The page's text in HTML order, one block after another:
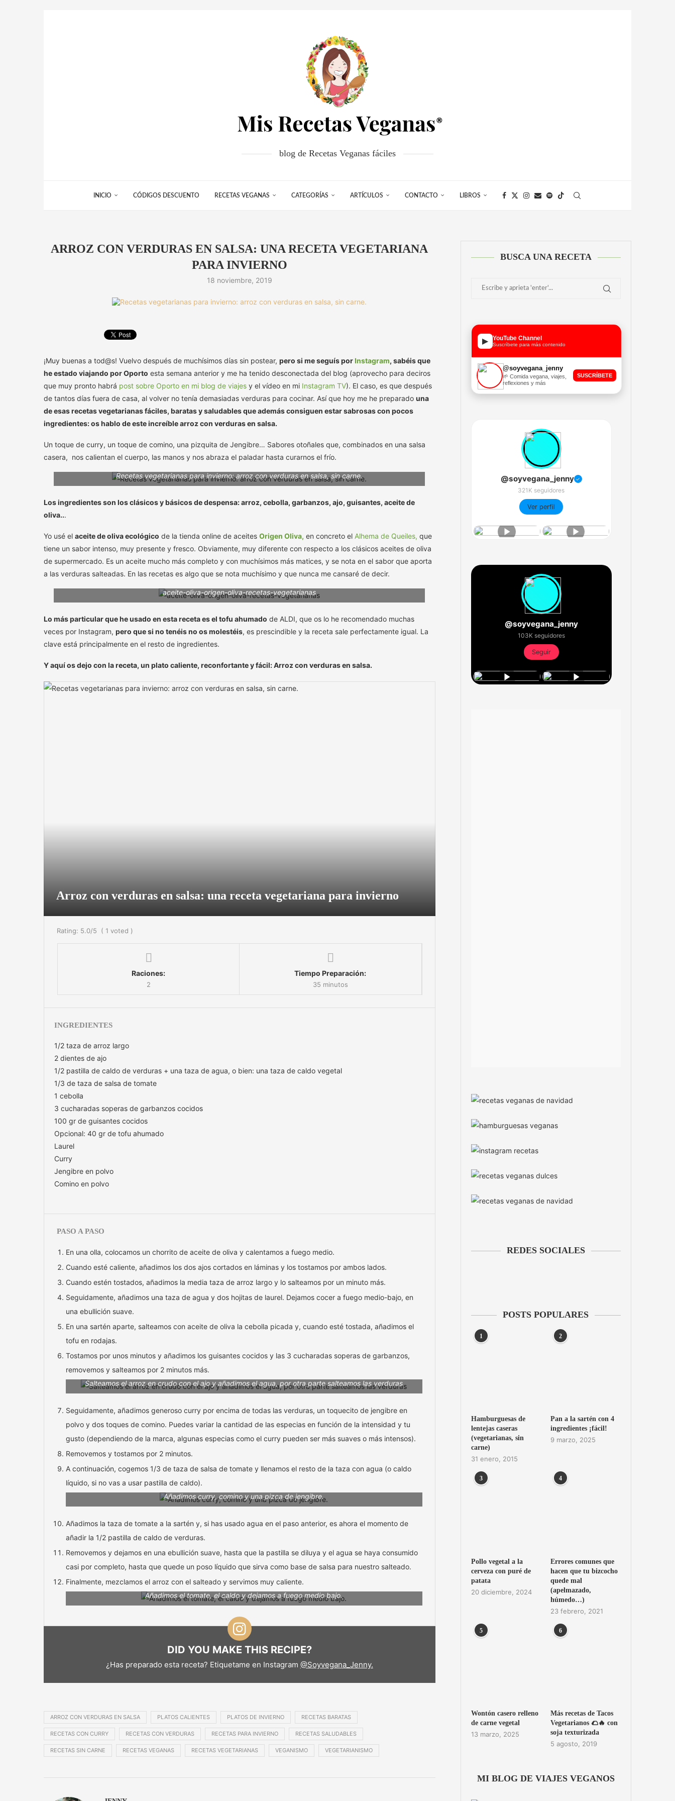
blog de Recetas Veganas fáciles
INICIO CÓDIGOS DESCUENTO RECETAS VEGANAS CATEGORÍAS ARTÍCULOS CONTACTO LIBROS
ARROZ CON VERDURAS EN SALSA: UNA RECETA VEGETARIANA
PARA INVIERNO
18 noviembre, 2019
¡Muy buenas a tod@s! Vuelvo después de muchísimos días sin postear, pero si me seguís por Instagram, sabéis que
he estado viajando por Oporto esta semana anterior y me ha tenido desconectada del blog (aprovecho para deciros
que muy pronto habrá post sobre Oporto en mi blog de viajes y el vídeo en mi Instagram TV). El caso, es que después
de tantos días fuera de casa, al volver no tenía demasiadas verduras para cocinar. Así que hoy me he preparado una
de esas recetas vegetarianas fáciles, baratas y saludables que además consiguen estar sabrosas con pocos
ingredientes: os hablo de este increíble arroz con verduras en salsa.
Un toque de curry, un toque de comino, una pizquita de Jengibre… Sabores otoñales que, combinados en una salsa
casera, nos calientan el cuerpo, las manos y nos abraza el paladar hasta curarnos el frío.
Recetas vegetarianas para invierno: arroz con verduras en salsa, sin carne.
Los ingredientes son los clásicos y básicos de despensa:arroz, cebolla, garbanzos, ajo, guisantes, aceite de
oliva...
Yo usé el aceite de oliva ecológico de la tienda online de aceites Origen Oliva, en concreto el Alhema de Queiles, que
tiene un sabor intenso, muy presente y fresco. Obviamente, muy diferente con respecto a los clásicos aceites de oliva
de supermercado. Es un aceite mucho más completo y con muchísimos más matices, y se nota en el sabor que aporta
a las verduras salteadas. En las recetas es algo que se nota muchísimo y que nunca me cansaré de decir.
aceite-oliva-origen-oliva-recetas-vegetarianas
Lo más particular que he usado en esta receta es el tofu ahumado de ALDI, que os lo he recomendado muchas
veces por Instagram, pero que si no tenéis no os molestéis, es prescindible y la receta sale perfectamente igual. La
clave está principalmente en el resto de ingredientes.
Y aquí os dejo con la receta, un plato caliente, reconfortante y fácil: Arroz con verduras en salsa.
Arroz con verduras en salsa: una receta vegetariana para invierno
Rating: 5.0/5 ( 1 voted )
Raciones:
2
Tiempo Preparación:
35 minutos
INGREDIENTES
1/2 taza de arroz largo
2 dientes de ajo
1/2 pastilla de caldo de verduras + una taza de agua, o bien: una taza de caldo vegetal
1/3 de taza de salsa de tomate
1 cebolla
3 cucharadas soperas de garbanzos cocidos
100 gr de guisantes cocidos
Opcional: 40 gr de tofu ahumado
Laurel
Curry
Jengibre en polvo
Comino en polvo
PASO A PASO
En una olla, colocamos un chorrito de aceite de oliva y calentamos a fuego medio.
Cuando esté caliente, añadimos los dos ajos cortados en láminas y los tostamos por ambos lados.
Cuando estén tostados, añadimos la media taza de arroz largo y lo salteamos por un minuto más.
Seguidamente, añadimos una taza de agua y dos hojitas de laurel. Dejamos cocer a fuego medio-bajo, en
una ebullición suave.
En una sartén aparte, salteamos con aceite de oliva la cebolla picada y, cuando esté tostada, añadimos el
tofu en rodajas.
Tostamos por unos minutos y añadimos los guisantes cocidos y las 3 cucharadas soperas de garbanzos,
removemos y salteamos por 2 minutos más.
Salteamos el arroz en crudo con el ajo y añadimos el agua, por otra parte salteamos las verduras
Seguidamente, añadimos generoso curry por encima de todas las verduras, un toquecito de jengibre en
polvo y dos toques de comino. Puedes variar la cantidad de las especias en función de la intensidad y tu
gusto (dependiendo de la marca, algunas especias como el curry pueden ser más suaves o más intensos).
Removemos y tostamos por 2 minutos.
A continuación, cogemos 1/3 de taza de salsa de tomate y llenamos el resto de la taza con agua (o caldo
líquido, si no vas a usar pastilla de caldo).
Añadimos curry, comino y una pizca de jengibre.
Añadimos la taza de tomate a la sartén y, si has usado agua en el paso anterior, es ahora el momento de
añadir la 1/2 pastilla de caldo de verduras.
Removemos y dejamos en una ebullición suave, hasta que la pastilla se diluya y el agua se haya consumido
casi por completo, hasta que quede un poso líquido que sirva como base de salsa para nuestro salteado.
Finalmente, mezclamos el arroz con el salteado y servimos muy caliente.
Añadimos el tomate, el caldo y dejamos a fuego medio bajo.
DID YOU MAKE THIS RECIPE?
¿Has preparado esta receta? Etiquetame en Instagram @Soyvegana_Jenny.
ARROZ CON VERDURAS EN SALSA PLATOS CALIENTES PLATOS DE INVIERNO RECETAS BARATAS
RECETAS CON CURRY RECETAS CON VERDURAS RECETAS PARA INVIERNO RECETAS SALUDABLES
RECETAS SIN CARNE RECETAS VEGANAS RECETAS VEGETARIANAS VEGANISMO VEGETARIANISMO
BUSCA UNA RECETA
▶ YouTube Channel
Suscríbete para más contenido
@soyvegana_jenny
🌱 Comida vegana, viajes,
reflexiones y más
SUSCRÍBETE
@soyvegana_jenny ✓
321K seguidores
Ver perfil
@soyvegana_jenny
103K seguidores
Seguir
REDES SOCIALES
POSTS POPULARES
1
Hamburguesas de
lentejas caseras
(vegetarianas, sin
carne)
31 enero, 2015
2
Pan a la sartén con 4
ingredientes ¡fácil!
9 marzo, 2025
3
Pollo vegetal a la
cerveza con puré de
patata
20 diciembre, 2024
4
Errores comunes que
hacen que tu bizcocho
quede mal
(apelmazado,
húmedo…)
23 febrero, 2021
5
Wontón casero relleno
de carne vegetal
13 marzo, 2025
6
Más recetas de Tacos
Vegetarianos 🌮🔥 con
soja texturizada
5 agosto, 2019
MI BLOG DE VIAJES VEGANOS